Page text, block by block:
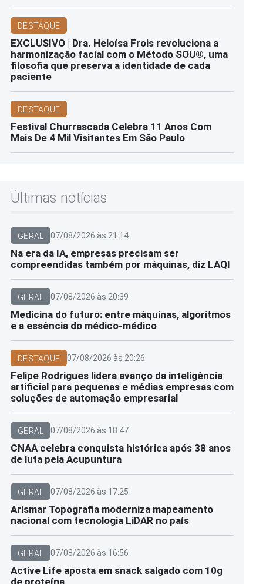
DESTAQUE
EXCLUSIVO | Dra. Heloísa Frois revoluciona a
harmonização facial com o Método SOU®️, uma
filosofia que preserva a identidade de cada
paciente
DESTAQUE
Festival Churrascada Celebra 11 Anos Com
Mais De 4 Mil Visitantes Em São Paulo
Últimas notícias
GERAL 07/08/2026 às 21:14
Na era da IA, empresas precisam ser
compreendidas também por máquinas, diz LAQI
GERAL 07/08/2026 às 20:39
Medicina do futuro: entre máquinas, algoritmos
e a essência do médico-médico
DESTAQUE 07/08/2026 às 20:26
Felipe Rodrigues lidera avanço da inteligência
artificial para pequenas e médias empresas com
soluções de automação empresarial
GERAL 07/08/2026 às 18:47
CNAA celebra conquista histórica após 38 anos
de luta pela Acupuntura
GERAL 07/08/2026 às 17:25
Arismar Topografia moderniza mapeamento
nacional com tecnologia LiDAR no país
GERAL 07/08/2026 às 16:56
Active Life aposta em snack salgado com 10g